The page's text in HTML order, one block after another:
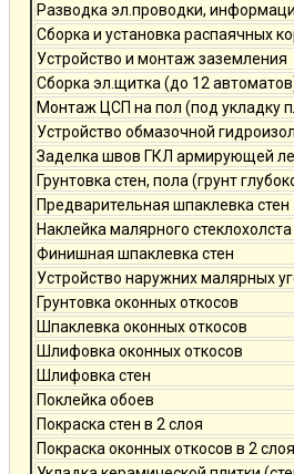
Разводка эл.проводки,
Сборка и установка распаячных
Устройство и монтаж заземления
Сборка эл.щитка (до 12
Монтаж ЦСП на пол (под укладку
Устройство обмазочной
Заделка швов ГКЛ армирующей
Грунтовка стен, пола (грунт
Предварительная шпаклевка стен
Наклейка малярного стеклохолста
Финишная шпаклевка стен
Устройство наружних малярных
Грунтовка оконных откосов
Шпаклевка оконных откосов
Шлифовка оконных откосов
Шлифовка стен
Поклейка обоев
Покраска стен в 2 слоя
Покраска оконных откосов в 2 слоя